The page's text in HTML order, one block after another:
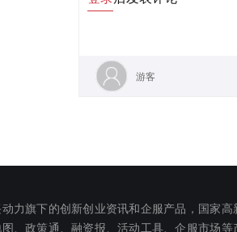
游客
力旗下的创新创业资讯和企服产品，国家
、政策通、融资报、活动工具、企服市场